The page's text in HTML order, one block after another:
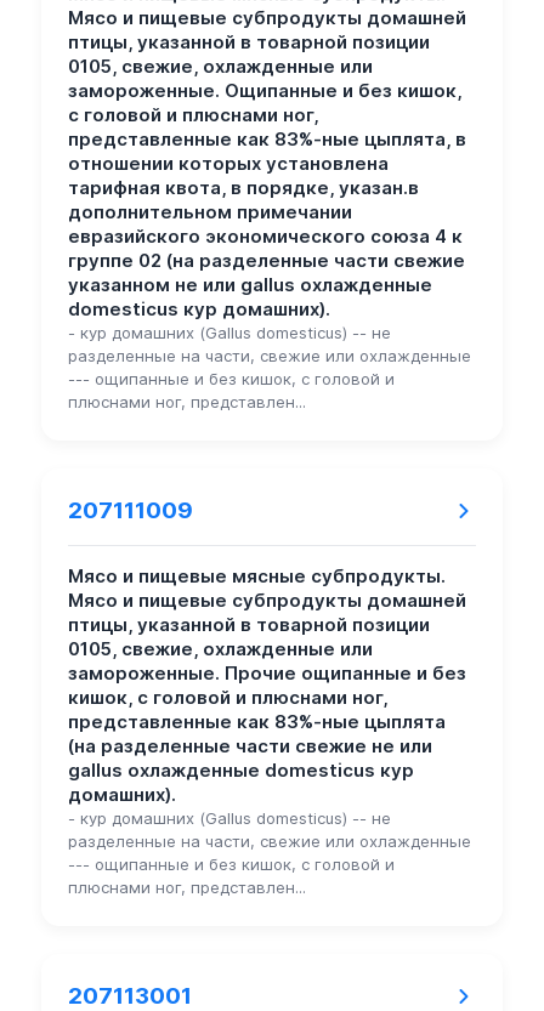
Мясо и пищевые субпродукты домашней
птицы, указанной в товарной позиции
0105, свежие, охлажденные или
замороженные. Ощипанные и без кишок,
с головой и плюснами ног,
представленные как 83%-ные цыплята, в
отношении которых установлена
тарифная квота, в порядке, указан.в
дополнительном примечании
евразийского экономического союза 4 к
группе 02 (на разделенные части свежие
указанном не или gallus охлажденные
domesticus кур домашних).
- кур домашних (Gallus domesticus) -- не
разделенные на части, свежие или охлажденные
--- ощипанные и без кишок, с головой и
плюснами ног, представлен...
207111009
Мясо и пищевые мясные субпродукты.
Мясо и пищевые субпродукты домашней
птицы, указанной в товарной позиции
0105, свежие, охлажденные или
замороженные. Прочие ощипанные и без
кишок, с головой и плюснами ног,
представленные как 83%-ные цыплята
(на разделенные части свежие не или
gallus охлажденные domesticus кур
домашних).
- кур домашних (Gallus domesticus) -- не
разделенные на части, свежие или охлажденные
--- ощипанные и без кишок, с головой и
плюснами ног, представлен...
207113001